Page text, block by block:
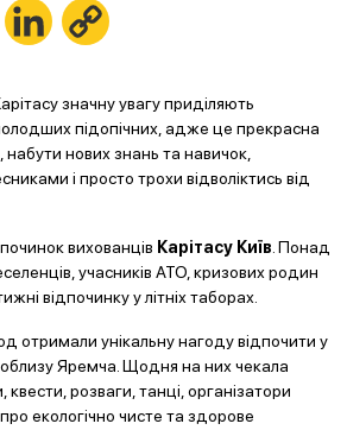
TelegramLinkedIn
значну увагу приділяють
підопічних, адже це прекрасна
нових знань та навичок,
і просто трохи відволіктись від
вихованців Карітасу Київ . Понад
учасників АТО, кризових родин
відпочинку у літніх таборах.
отримали унікальну нагоду відпочити у
Яремча. Щодня на них чекала
квести, розваги, танці, організатори
екологічно чисте та здорове